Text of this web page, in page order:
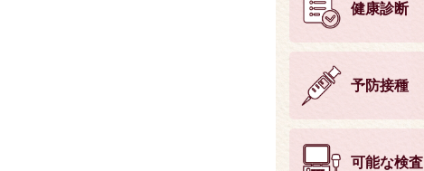
健康診断
予防接種
可能な検査